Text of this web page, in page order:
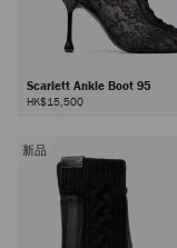
Scarlett Ankle Boot 95
HK$15,500
新品